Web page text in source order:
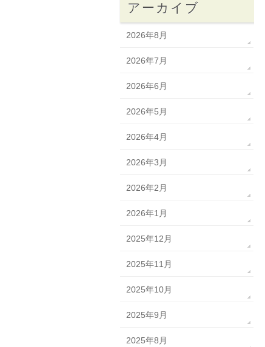
アーカイブ
2026年8月
2026年7月
2026年6月
2026年5月
2026年4月
2026年3月
2026年2月
2026年1月
2025年12月
2025年11月
2025年10月
2025年9月
2025年8月